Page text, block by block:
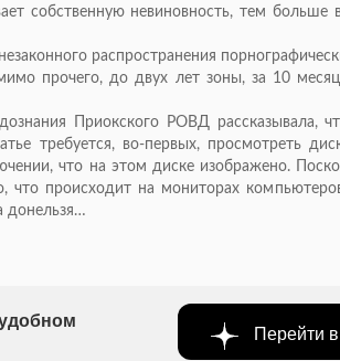
собственную невиновность, тем больше
распространения
прочего, до двух лет зоны, за 10
Приокского РОВД рассказывала,
требуется, во-первых, просмотреть
что на этом диске изображено.
что происходит на мониторах
донельзя…
Перейти в